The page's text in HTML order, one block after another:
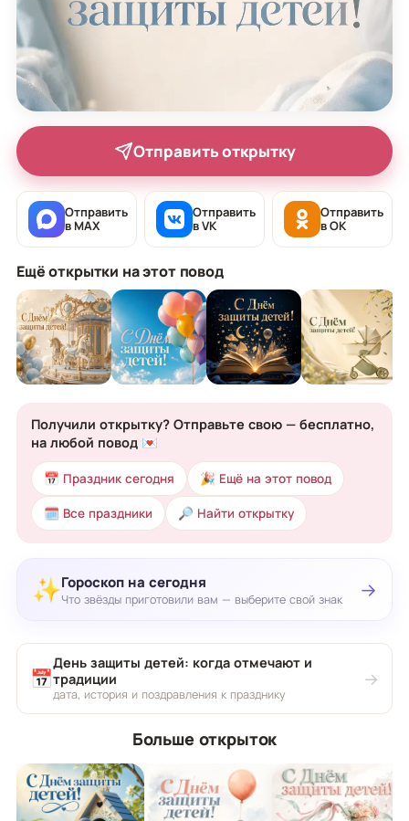
Отправить открытку
Отправить
в MAX
Отправить
в VK
Отправить
в OK
Ещё открытки на этот повод
Получили открытку? Отправьте свою — бесплатно,
на любой повод 💌
📅 Праздник сегодня 🎉 Ещё на этот повод
🗓 Все праздники 🔎 Найти открытку
✨Гороскоп на сегодня
Что звёзды приготовили вам — выберите свой знак →
📅
День защиты детей: когда отмечают и
традиции
дата, история и поздравления к празднику
→
Больше открыток